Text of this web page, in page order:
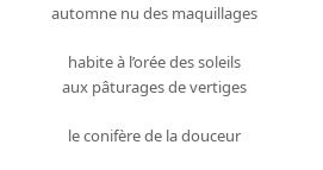
automne nu des maquillages
habite à l’orée des soleils
aux pâturages de vertiges
le conifère de la douceur